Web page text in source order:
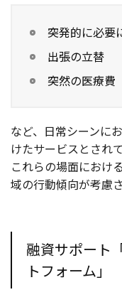
突発的に必要
出張の立替
突然の医療費
など、日常シーンに
けたサービスとされ
これらの場面におけ
域の行動傾向が考慮
融資サポート
トフォーム」